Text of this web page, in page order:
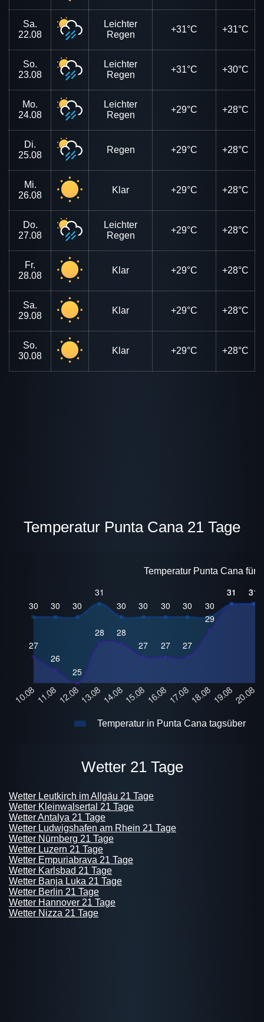
Sa.
22.08
Leichter
Regen
+31°C +31°C
So.
23.08
Leichter
Regen
+31°C +30°C
Mo.
24.08
Leichter
Regen
+29°C +28°C
Di.
25.08
Regen +29°C +28°C
Mi.
26.08
Klar +29°C +28°C
Do.
27.08
Leichter
Regen
+29°C +28°C
Fr.
28.08
Klar +29°C +28°C
Sa.
29.08
Klar +29°C +28°C
So.
30.08
Klar +29°C +28°C
Temperatur Punta Cana 21 Tage
Temperatur Punta Cana für
Temperatur in Punta Cana tagsüber
Wetter 21 Tage
Wetter Leutkirch im Allgäu 21 Tage
Wetter Kleinwalsertal 21 Tage
Wetter Antalya 21 Tage
Wetter Ludwigshafen am Rhein 21 Tage
Wetter Nürnberg 21 Tage
Wetter Luzern 21 Tage
Wetter Empuriabrava 21 Tage
Wetter Karlsbad 21 Tage
Wetter Banja Luka 21 Tage
Wetter Berlin 21 Tage
Wetter Hannover 21 Tage
Wetter Nizza 21 Tage